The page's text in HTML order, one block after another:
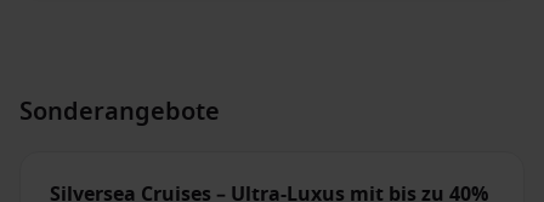
Sonderangebote
Silversea Cruises – Ultra-Luxus mit bis zu 40%